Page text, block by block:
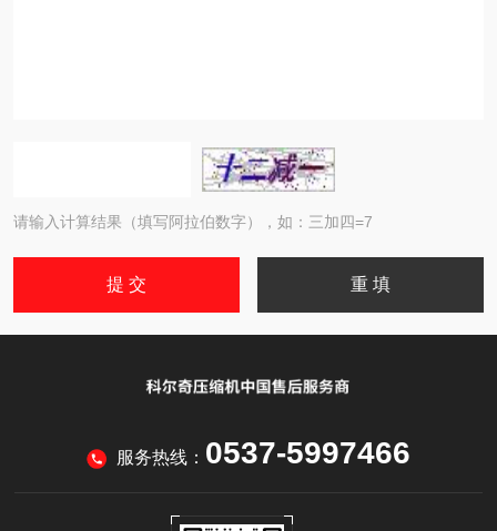
请输入计算结果（填写阿拉伯数字），如：三加四=7
服务热线： 0537-5997466